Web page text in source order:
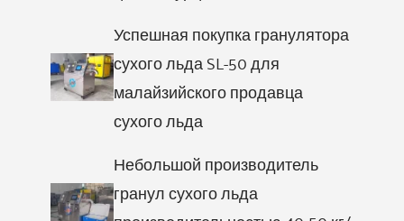
Успешная покупка гранулятора
сухого льда SL-50 для
малайзийского продавца
сухого льда
Небольшой производитель
гранул сухого льда